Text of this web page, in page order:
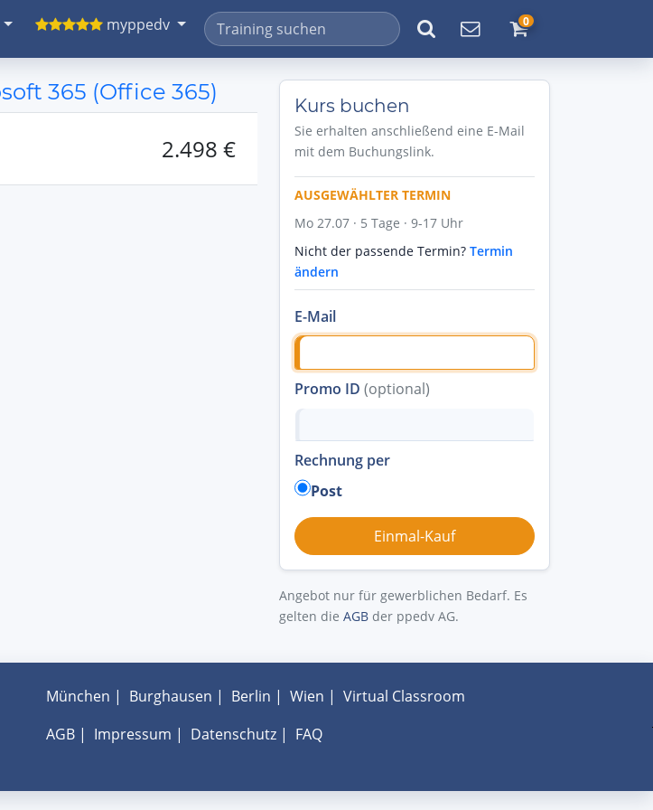
myppedv 0
365 (Office 365)
2.498 €
Kurs buchen
Sie erhalten anschließend eine E-Mail
mit dem Buchungslink.
AUSGEWÄHLTER TERMIN
Mo 27.07 · 5 Tage · 9-17 Uhr
Nicht der passende Termin? Termin
ändern
E-Mail
Promo ID (optional)
Rechnung per
Post
Angebot nur für gewerblichen Bedarf. Es
gelten die AGB der ppedv AG.
München | Burghausen | Berlin | Wien | Virtual Classroom
AGB| Impressum | Datenschutz| FAQ